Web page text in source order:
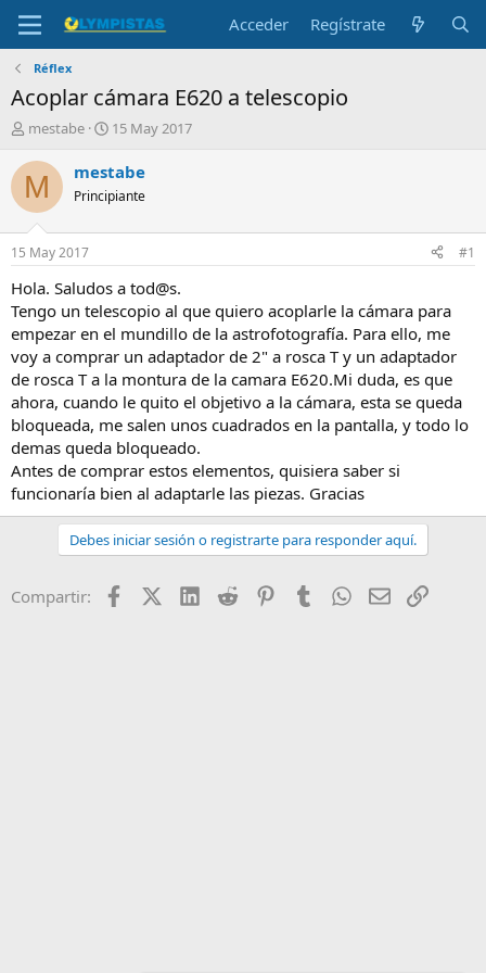
Acceder Regístrate
Réflex
Acoplar cámara E620 a telescopio
I
i
c
a
d
o
r
e
l
t
e
m
a
mestabe
F
c
h
a
i
n
c
i
o
15 May 2017
M mestabe
Principiante
15 May 2017 #1
Hola. Saludos a tod@s.
Tengo un telescopio al que quiero acoplarle la cámara para
empezar en el mundillo de la astrofotografía. Para ello, me
voy a comprar un adaptador de 2" a rosca T y un adaptador
de rosca T a la montura de la camara E620.Mi duda, es que
ahora, cuando le quito el objetivo a la cámara, esta se queda
bloqueada, me salen unos cuadrados en la pantalla, y todo lo
demas queda bloqueado.
Antes de comprar estos elementos, quisiera saber si
funcionaría bien al adaptarle las piezas. Gracias
Debes iniciar sesión o registrarte para responder aquí.
Compartir: FacebookX (Twitter)
LinkedIn
Reddit PinterestTumblr WhatsApp
EmailEnlace